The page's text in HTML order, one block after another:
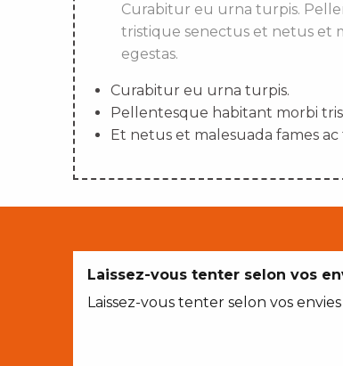
Curabitur eu urna turpis.
tristique senectus et netus et
egestas.
Curabitur eu urna turpis.
Pellentesque habitant morbi
Et netus et malesuada fames
Laissez-vous tenter selon vos
Laissez-vous tenter selon vos envies